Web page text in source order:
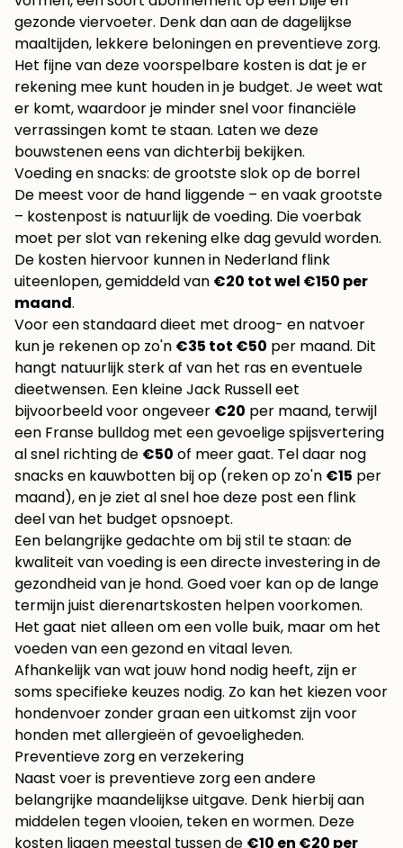
gezonde viervoeter. Denk dan aan de dagelijkse
maaltijden, lekkere beloningen en preventieve zorg.
Het fijne van deze voorspelbare kosten is dat je er
rekening mee kunt houden in je budget. Je weet wat
er komt, waardoor je minder snel voor financiële
verrassingen komt te staan. Laten we deze
bouwstenen eens van dichterbij bekijken.
Voeding en snacks: de grootste slok op de borrel
De meest voor de hand liggende – en vaak grootste
– kostenpost is natuurlijk de voeding. Die voerbak
moet per slot van rekening elke dag gevuld worden.
De kosten hiervoor kunnen in Nederland flink
uiteenlopen, gemiddeld van €20 tot wel €150 per
maand.
Voor een standaard dieet met droog- en natvoer
kun je rekenen op zo'n €35 tot €50 per maand. Dit
hangt natuurlijk sterk af van het ras en eventuele
dieetwensen. Een kleine Jack Russell eet
bijvoorbeeld voor ongeveer €20 per maand, terwijl
een Franse bulldog met een gevoelige spijsvertering
al snel richting de €50 of meer gaat. Tel daar nog
snacks en kauwbotten bij op (reken op zo'n €15 per
maand), en je ziet al snel hoe deze post een flink
deel van het budget opsnoept.
Een belangrijke gedachte om bij stil te staan: de
kwaliteit van voeding is een directe investering in de
gezondheid van je hond. Goed voer kan op de lange
termijn juist dierenartskosten helpen voorkomen.
Het gaat niet alleen om een volle buik, maar om het
voeden van een gezond en vitaal leven.
Afhankelijk van wat jouw hond nodig heeft, zijn er
soms specifieke keuzes nodig. Zo kan het kiezen voor
hondenvoer zonder graaneen uitkomst zijn voor
honden met allergieën of gevoeligheden.
Preventieve zorg en verzekering
Naast voer is preventieve zorg een andere
belangrijke maandelijkse uitgave. Denk hierbij aan
middelen tegen vlooien, teken en wormen. Deze
kosten liggen meestal tussen de €10 en €20 per